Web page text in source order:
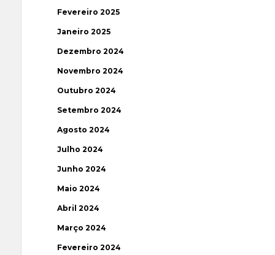
Fevereiro 2025
Janeiro 2025
Dezembro 2024
Novembro 2024
Outubro 2024
Setembro 2024
Agosto 2024
Julho 2024
Junho 2024
Maio 2024
Abril 2024
Março 2024
Fevereiro 2024